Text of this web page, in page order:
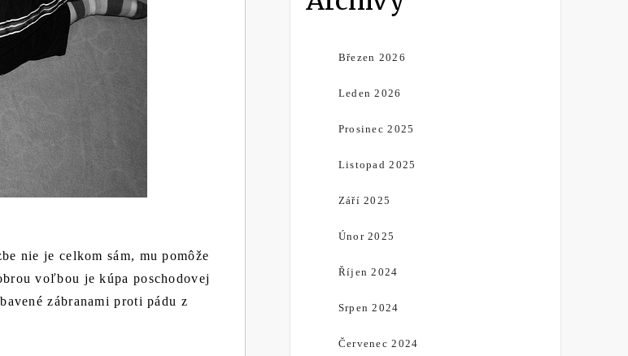
nie je celkom sám, mu pomôže
voľbou je kúpa poschodovej
zábranami proti pádu z
Březen 2026
Leden 2026
Prosinec 2025
Listopad 2025
Září 2025
Únor 2025
Říjen 2024
Srpen 2024
Červenec 2024